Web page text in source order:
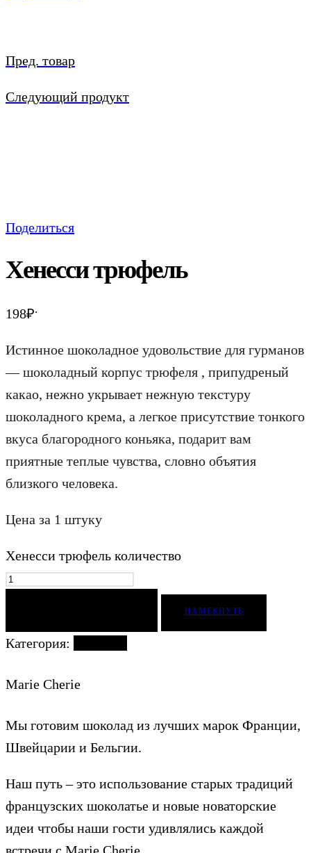
Пред. товар
Следующий продукт
Поделиться
Хенесси трюфель
198₽.
Истинное шоколадное удовольствие для гурманов
— шоколадный корпус трюфеля , припудреный
какао, нежно укрывает нежную текстуру
шоколадного крема, а легкое присутствие тонкого
вкуса благородного коньяка, подарит вам
приятные теплые чувства, словно объятия
близкого человека.
Цена за 1 штуку
Хенесси трюфель количество
НАМЕКНУТЬ
Категория:
Marie Cherie
Мы готовим шоколад из лучших марок Франции,
Швейцарии и Бельгии.
Наш путь – это использование старых традиций
французских шоколатье и новые новаторские
идеи чтобы наши гости удивлялись каждой